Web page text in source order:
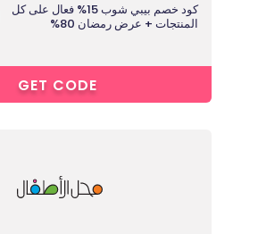
كود خصم بيبي شوب 15% فعال على كل
المنتجات + عرض رمضان 80%
GET CODE